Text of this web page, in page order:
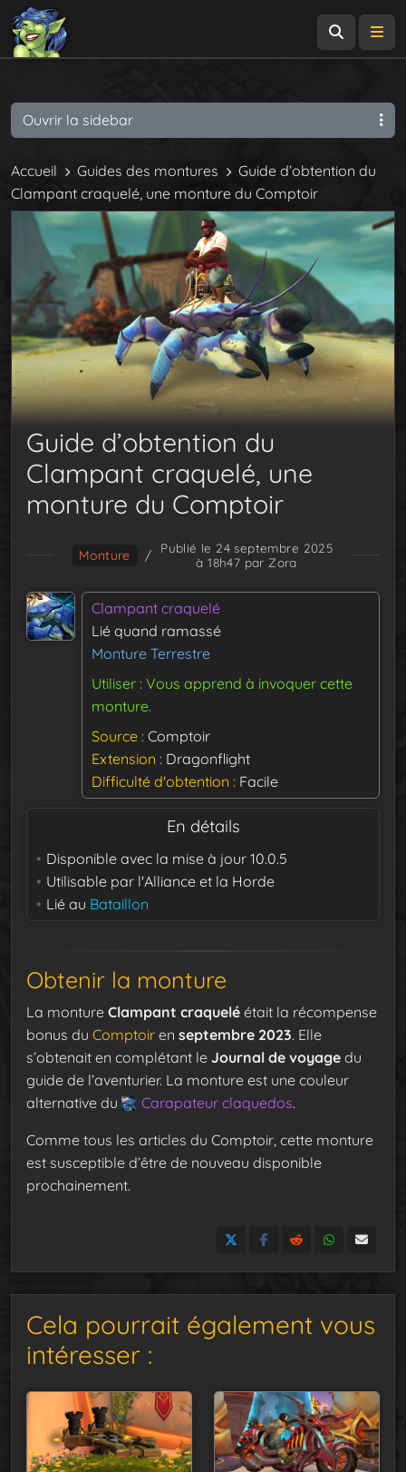
Accueil Guides des montures
Guide d’obtention du
Clampant craquelé, une monture du Comptoir
Guide d’obtention du
Clampant craquelé, une
monture du Comptoir
Monture /
Publié le 24 septembre 2025
à 18h47 par Zora
Clampant craquelé
Lié quand ramassé
Monture Terrestre
Utiliser : Vous apprend à invoquer cette
monture.
Source Comptoir
Extension
Dragonflight
Difficulté d'obtention
Facile
En détails
Disponible avec la mise à jour 10.0.5
Utilisable par l'Alliance et la Horde
Lié au Bataillon
Obtenir la monture
La monture Clampant craquelé était la récompense
bonus du Comptoir en septembre 2023. Elle
s’obtenait en complétant le Journal de voyage du
guide de l’aventurier. La monture est une couleur
alternative du
Carapateur claquedos.
Comme tous les articles du Comptoir, cette monture
est susceptible d’être de nouveau disponible
prochainement.
Cela pourrait également vous
intéresser :
Ouvrir la sidebar